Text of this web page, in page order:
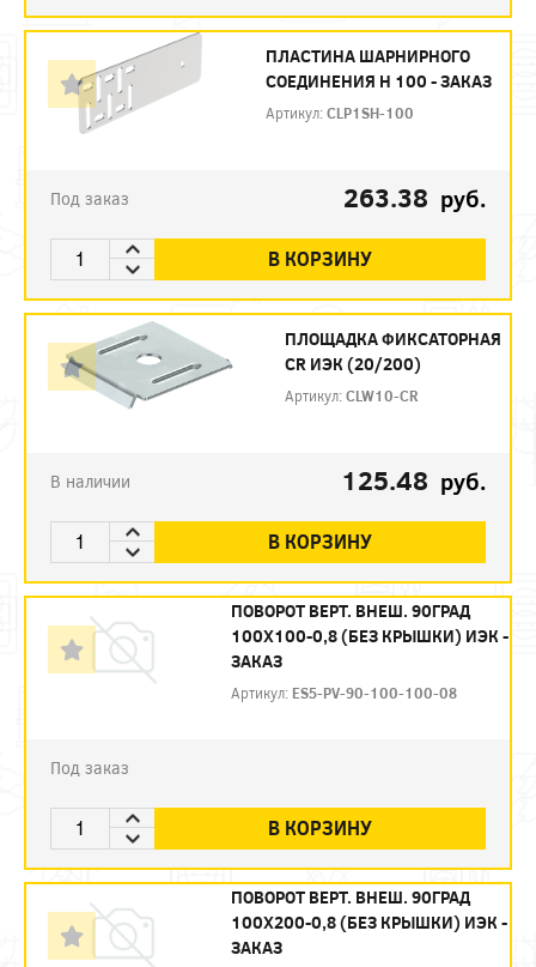
ПЛАСТИНА ШАРНИРНОГО
СОЕДИНЕНИЯ H 100 - ЗАКАЗ
Артикул:CLP1SH-100
Под заказ 263.38 руб.
В КОРЗИНУ
ПЛОЩАДКА ФИКСАТОРНАЯ
CR ИЭК (20/200)
Артикул:CLW10-CR
В наличии 125.48 руб.
В КОРЗИНУ
ПОВОРОТ ВЕРТ. ВНЕШ. 90ГРАД
100Х100-0,8 (БЕЗ КРЫШКИ) ИЭК -
ЗАКАЗ
Артикул: ES5-PV-90-100-100-08
Под заказ
В КОРЗИНУ
ПОВОРОТ ВЕРТ. ВНЕШ. 90ГРАД
100Х200-0,8 (БЕЗ КРЫШКИ) ИЭК -
ЗАКАЗ